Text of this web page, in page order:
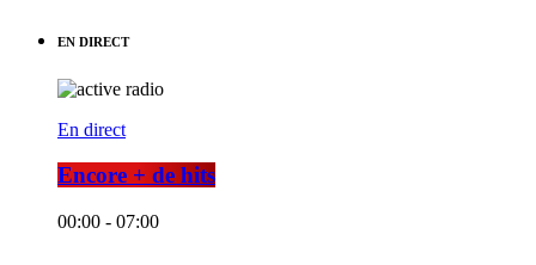
EN DIRECT
En direct
Encore + de hits
00:00 - 07:00